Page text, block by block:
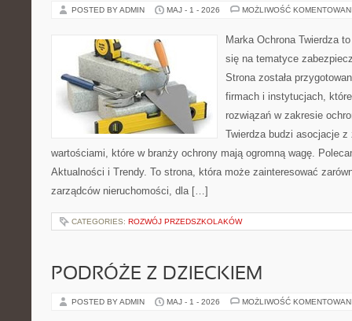
POSTED BY ADMIN MAJ - 1 - 2026 MOŻLIWOŚĆ
Marka Ochrona Twierdza
się na tematyce
Strona została
firmach i instytucjach,
rozwiązań w zakresie
Twierdza budzi asocjacje
wartościami, które w branży ochrony mają ogromną wagę.
Aktualności i Trendy. To strona, która może zainteresować
zarządców nieruchomości, dla […]
CATEGORIES: ROZWÓJ PRZEDSZKOLAKÓW
PODRÓŻE Z DZIECKIEM
POSTED BY ADMIN MAJ - 1 - 2026 MOŻLIWOŚĆ